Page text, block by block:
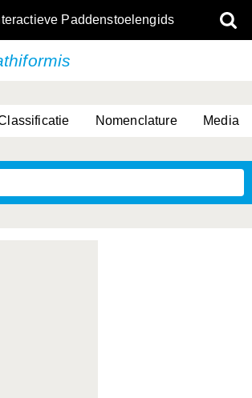
Paddenstoelengids
Nomenclature Media